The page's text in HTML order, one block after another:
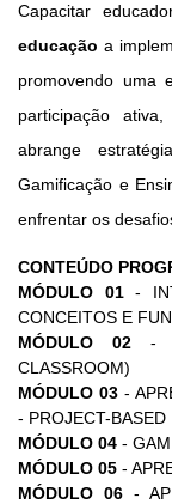
Capacitar
educação a
promovendo uma
participação
abrange
Gamificação e
enfrentar os
CONTEÚDO
MÓDULO 01-
CONCEITOS E
MÓDULO 02-
CLASSROOM)
MÓDULO 03-
- PROJECT-BASED
MÓDULO 04 -
MÓDULO 05 -
MÓDULO 06 -